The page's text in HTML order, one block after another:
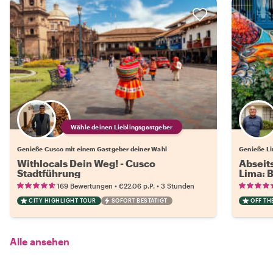
Wähle deinen Lieblingsgastgeber
Genieße Cusco mit einem Gastgeber deiner Wahl
Withlocals Dein Weg! - Cusco
Stadtführung
169 Bewertungen • €22.06 p.P. • 3 Stunden
CITY HIGHLIGHT TOUR SOFORT BESTÄTIGT
Genieße
Lima:
OFF
Alle ansehen